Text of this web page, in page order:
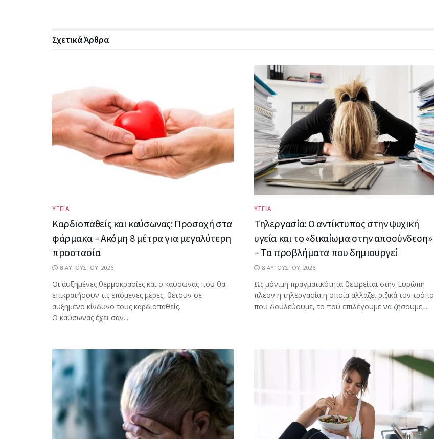
ΣχετικάΆρθρα
ΥΓΕΙΑ
Καρδιοπαθείς και καύσωνας: Προσοχή στα
φάρμακα – Ακόμη 8 μέτρα για μεγαλύτερη
προστασία
8 ΑΥΓΟΎΣΤΟΥ, 2026
Οι αυξημένες θερμοκρασίες και ο καύσωνας που θα
επικρατήσουν τις επόμενες μέρες, θέτουν σε
αυξημένο κίνδυνο τους καρδιοπαθείς.
Ο καύσωνας έχει σαν...
ΥΓΕΙΑ
Τηλεργασία: Ο αντίκτυπος στην ψυχική
υγεία και το «δικαίωμα στην αποσύνδεση»
– Τα προβλήματα που δημιουργεί
8 ΑΥΓΟΎΣΤΟΥ, 2026
Ως μόνιμη πραγματικότητα θεωρείται στην Ευρώπη
πλέον η τηλεργασία η οποία αλλάζει ριζικά τον τρόπο
που δουλεύουμε, το πού επιλέγουμε να ζήσουμε,...